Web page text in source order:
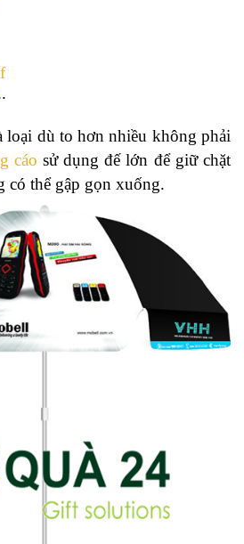
loại dù to hơn nhiều không phải
cáo sử dụng đế lớn để giữ chặt
có thể gập gọn xuống.